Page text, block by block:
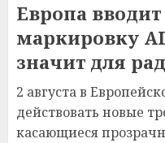
Европа
маркировку
значит для
2 августа в
действовать новые
касающиеся